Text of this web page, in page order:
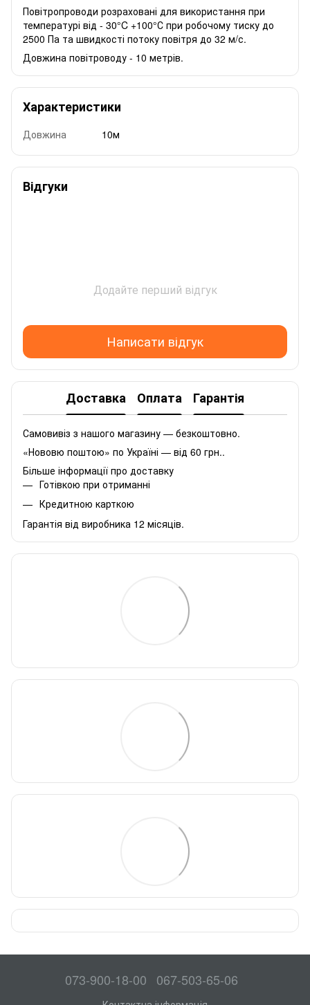
Повітропроводи розраховані для використання при
температурі від - 30°C +100°С при робочому тиску до
2500 Па та швидкості потоку повітря до 32 м/с.
Довжина повітроводу - 10 метрів.
Характеристики
Довжина 10м
Відгуки
Додайте перший відгук
Написати відгук
Доставка Оплата Гарантія
Самовивіз з нашого магазину — безкоштовно.
«Нововю поштою» по Україні — від 60 грн..
Більше інформації про доставку
Готівкою при отриманні
Кредитною карткою
Гарантія від виробника 12 місяців.
073-900-18-00 067-503-65-06